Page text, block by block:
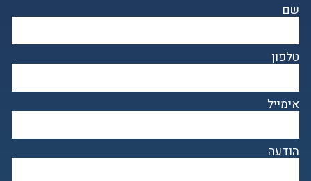
שם
טלפון
אימייל
הודעה